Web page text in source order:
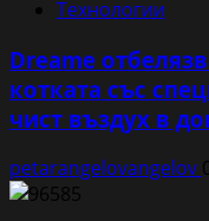
Технологии
Dreame
котката със
чист въздух в
petarangelovangelov